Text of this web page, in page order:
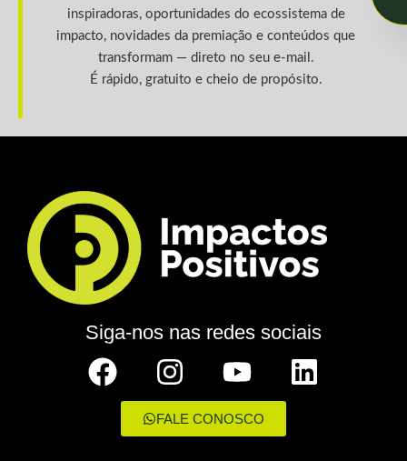
inspiradoras, oportunidades do ecossistema de
impacto, novidades da premiação e conteúdos que
transformam — direto no seu e-mail.
É rápido, gratuito e cheio de propósito.
Siga-nos nas redes sociais
FALE CONOSCO